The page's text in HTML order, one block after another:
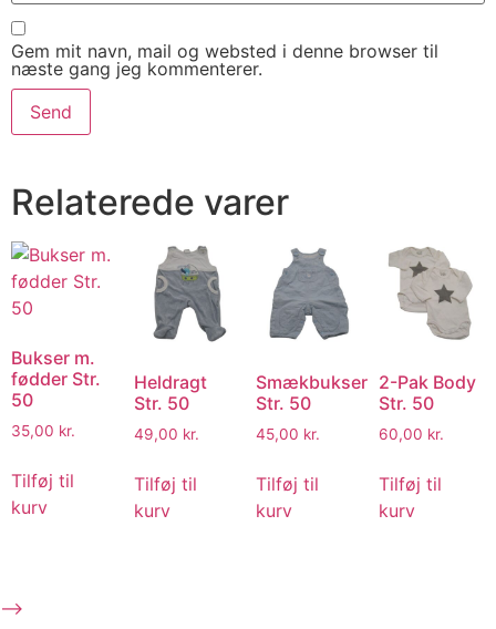
Gem mit navn, mail og websted i denne browser til
næste gang jeg kommenterer.
Relaterede varer
Bukser m.
fødder Str.
50
35,00 kr.
Tilføj til
kurv
Heldragt
Str. 50
49,00 kr.
Tilføj til
kurv
Smækbukser
Str. 50
45,00 kr.
Tilføj til
kurv
2-Pak Body
Str. 50
60,00 kr.
Tilføj til
kurv
⟶